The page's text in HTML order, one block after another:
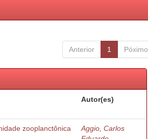
Anterior 1 Póximo
Autor(es)
zooplanctônica
Aggio, Carlos